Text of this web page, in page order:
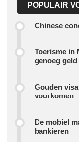
POPULAIR
Chinese
Toerisme in
genoeg
Gouden
voorkomen
De mobiel
bankieren